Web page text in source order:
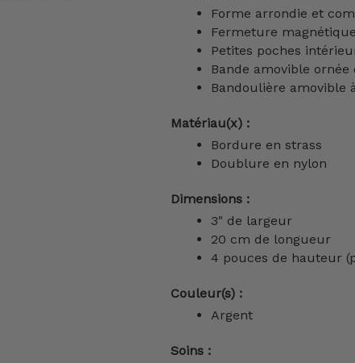
Forme arrondie et
Fermeture
Petites poches
Bande amovible ornée
Bandoulière amovible
Matériau(x) :
Bordure en strass
Doublure en nylon
Dimensions :
3" de largeur
20 cm de longueur
4 pouces de hauteur
Couleur(s) :
Argent
Soins :